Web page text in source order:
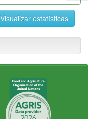
Visualizar estatísticas